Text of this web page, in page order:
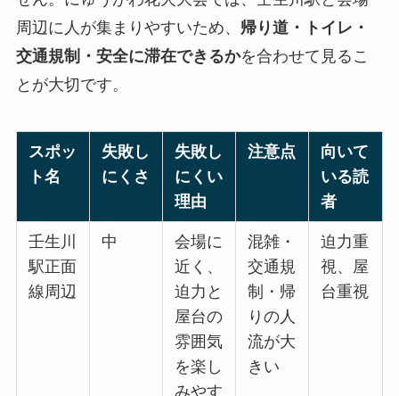
周辺に人が集まりやすいため、 帰り道・トイレ・
交通規制・安全に滞在できるかを合わせて見るこ
とが大切です。
スポッ
ト名
失敗し
にくさ
失敗し
にくい
理由
注意点
向いて
いる読
者
壬生川
駅正面
線周辺
中
会場に
近く、
迫力と
屋台の
雰囲気
を楽し
みやす
混雑・
交通規
制・帰
りの人
流が大
きい
迫力重
視、屋
台重視